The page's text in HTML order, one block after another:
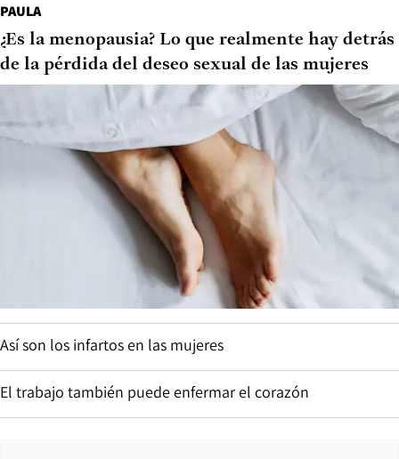
PAULA
¿Es la menopausia? Lo que realmente hay detrás
de la pérdida del deseo sexual de las mujeres
Así son los infartos en las mujeres
El trabajo también puede enfermar el corazón